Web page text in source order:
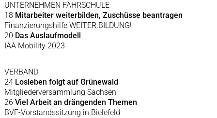
UNTERNEHMEN FAHRSCHULE
18 Mitarbeiter weiterbilden, Zuschüsse beantragen
Finanzierungshilfe WEITER.BILDUNG!
20 Das Auslaufmodell
IAA Mobility 2023
VERBAND
24 Losleben folgt auf Grünewald
Mitgliederversammlung Sachsen
26 Viel Arbeit an drängenden Themen
BVF-Vorstandssitzung in Bielefeld